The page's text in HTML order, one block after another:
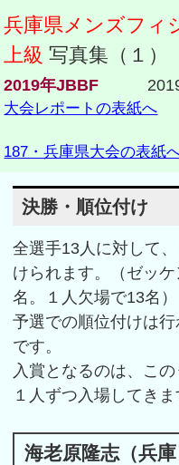
兵庫県メンズフ
上級 写真集（１）
2019年JBBF
大会レポートの表紙へ
187・兵庫県大会の表紙
決勝・順位付け
全選手13人に対して
けられます。（ゼッ
名。１人欠場で13名）
予選での順位付けは
です。
入賞となるのは、この
１人ずつ入場してきま
海老原隆志（兵